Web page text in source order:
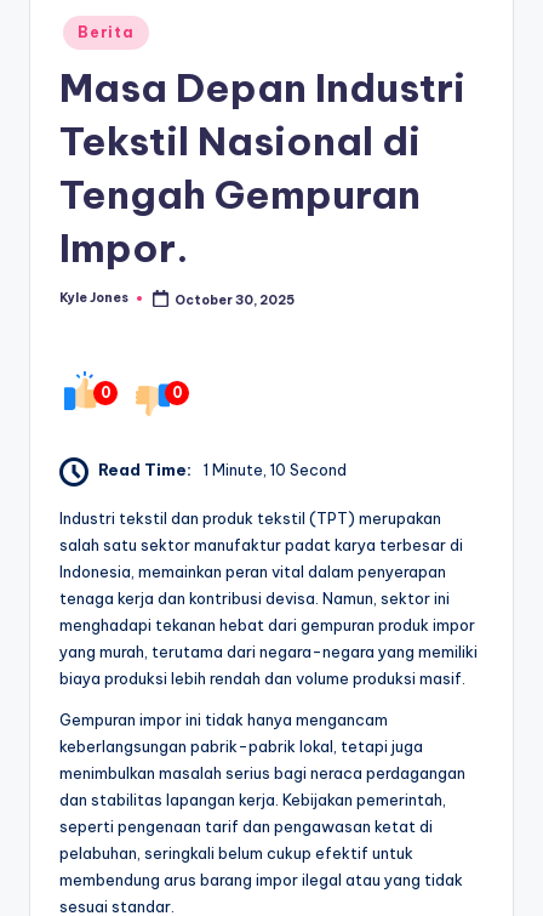
Posted
in
Berita
Masa Depan Industri
Tekstil Nasional di
Tengah Gempuran
Impor.
Posted
Kyle Jones October 30, 2025
0 0
Read Time: 1 Minute, 10 Second
Industri tekstil dan produk tekstil (TPT) merupakan
salah satu sektor manufaktur padat karya terbesar di
Indonesia, memainkan peran vital dalam penyerapan
tenaga kerja dan kontribusi devisa. Namun, sektor ini
menghadapi tekanan hebat dari gempuran produk impor
yang murah, terutama dari negara-negara yang memiliki
biaya produksi lebih rendah dan volume produksi masif.
Gempuran impor ini tidak hanya mengancam
keberlangsungan pabrik-pabrik lokal, tetapi juga
menimbulkan masalah serius bagi neraca perdagangan
dan stabilitas lapangan kerja. Kebijakan pemerintah,
seperti pengenaan tarif dan pengawasan ketat di
pelabuhan, seringkali belum cukup efektif untuk
membendung arus barang impor ilegal atau yang tidak
sesuai standar.